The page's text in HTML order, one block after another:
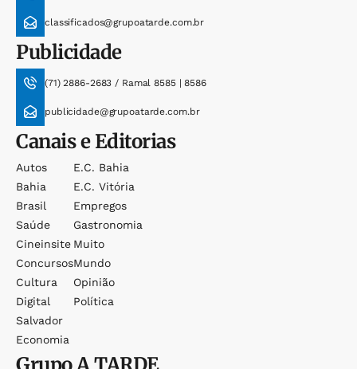
classificados@grupoatarde.com.br
Publicidade
(71) 2886-2683 / Ramal 8585 | 8586
publicidade@grupoatarde.com.br
Canais e Editorias
Autos
Bahia
Brasil
Saúde
Cineinsite
Concursos
Cultura
Digital
Salvador
Economia
E.c. Bahia
E.c. Vitória
Empregos
Gastronomia
Muito
Mundo
Opinião
Política